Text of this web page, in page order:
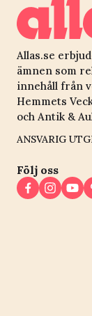
Allas.se
ämnen som
innehåll från
Hemmets
och Antik &
ANSVARIG
Följ oss